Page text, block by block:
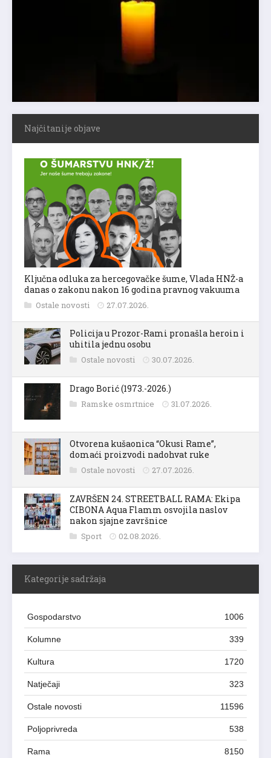
Najčitanije objave
Ključna odluka za hercegovačke šume, Vlada HNŽ-a
danas o zakonu nakon 16 godina pravnog vakuuma
Ostale novosti 27.07.2026.
Policija u Prozor-Rami pronašla heroin i
uhitila jednu osobu
Ostale novosti 30.07.2026.
Drago Borić (1973.-2026.)
Ramske osmrtnice 31.07.2026.
Otvorena kušaonica “Okusi Rame”,
domaći proizvodi nadohvat ruke
Ostale novosti 27.07.2026.
ZAVRŠEN 24. STREETBALL RAMA: Ekipa
CIBONA Aqua Flamm osvojila naslov
nakon sjajne završnice
Sport 02.08.2026.
Kategorije sadržaja
Gospodarstvo 1006
Kolumne 339
Kultura 1720
Natječaji 323
Ostale novosti 11596
Poljoprivreda 538
Rama 8150